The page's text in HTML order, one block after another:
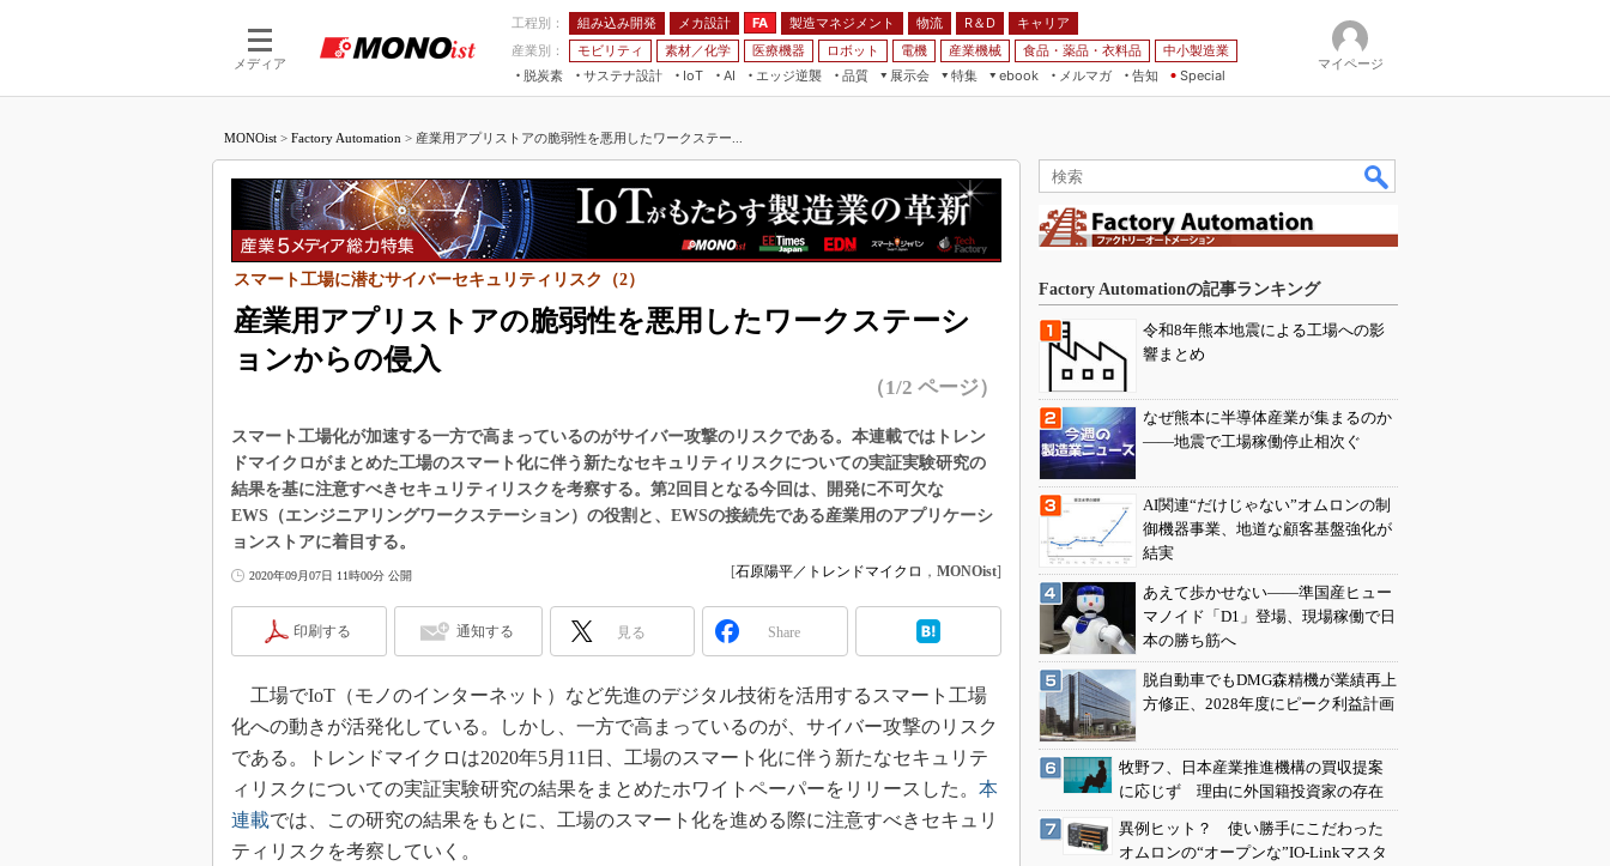
メディア
工程別： 組み込み開発 メカ設計 FA 製造マネジメント 物流 R＆D
キャリア
産業別：
モビリティ 素材／化学 医療機器 ロボット 電機 産業機械 食品・薬品・衣料品
中小製造業
脱炭素
サステナ設計
IoT
つながる工場
つながるサービス
AI
AI×設備保全
Physical AI
エッジ逆襲 品質
展示会
JIMTOF
組込み/エッジ コンピューティング
展＆IoT/5Gソリューション展
IIFES
国際ロボット展
ジャパンモビリティショー
TECHNO-FRONTIER
日本ものづくりワールド
AUTOMOTIVE WORLD
特集
つながるクルマ
5G
VR／AR
フィールドサービス
組み込み画像技術
車載ソフト開発
ISO26262
無償設計ツール
デジタルツインとCAE
S＆OP
インダストリー4.0
イノベーション
製造業ビッグデータ
メイドインジャパン
ebook
製造マネジメント
FA
モビリティ
メルマガ
告知 Special
マイページ
MONOist > Factory Automation > 産業用アプリストアの脆弱性を悪用したワークステー...
産業用アプリストアの脆弱性を悪用したワークステーシ
ョンからの侵入
スマート工場に潜むサイバーセキュリティリスク（2）
（1/2 ページ）
スマート工場化が加速する一方で高まっているのがサイバー攻撃のリスクである。本連載ではトレン
ドマイクロがまとめた工場のスマート化に伴う新たなセキュリティリスクについての実証実験研究の
結果を基に注意すべきセキュリティリスクを考察する。第2回目となる今回は、開発に不可欠な
EWS（エンジニアリングワークステーション）の役割と、EWSの接続先である産業用のアプリケーシ
ョンストアに着目する。
2020年09月07日 11時00分 公開 [石原陽平／トレンドマイクロ ， MONOist]
印刷する 通知する 見る Share
工場でIoT（モノのインターネット）など先進のデジタル技術を活用するスマート工場
化への動きが活発化している。しかし、一方で高まっているのが、サイバー攻撃のリスク
である。トレンドマイクロは2020年5月11日、工場のスマート化に伴う新たなセキュリテ
ィリスクについての実証実験研究の結果をまとめたホワイトペーパーをリリースした。 本
連載では、この研究の結果をもとに、工場のスマート化を進める際に注意すべきセキュリ
ティリスクを考察していく。
Factory Automationの記事ランキング
令和8年熊本地震による工場への影
響まとめ
なぜ熊本に半導体産業が集まるのか
――地震で工場稼働停止相次ぐ
AI関連“だけじゃない”オムロンの制
御機器事業、地道な顧客基盤強化が
結実
あえて歩かせない――準国産ヒュー
マノイド「D1」登場、現場稼働で日
本の勝ち筋へ
脱自動車でもDMG森精機が業績再上
方修正、2028年度にピーク利益計画
牧野フ、日本産業推進機構の買収提案
に応じず 理由に外国籍投資家の存在
異例ヒット？ 使い勝手にこだわった
オムロンの“オープンな”IO-Linkマスタ